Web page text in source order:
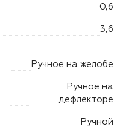
0,6
3,6
Ручное на желобе
Ручное на
дефлекторе
Ручной